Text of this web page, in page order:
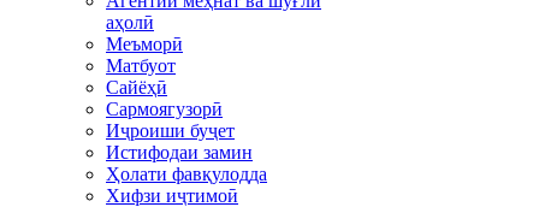
аҳолӣ
Меъморӣ
Матбуот
Сайёҳӣ
Сармоягузорӣ
Иҷроиши буҷет
Истифодаи замин
Ҳолати фавқулодда
Хифзи иҷтимоӣ